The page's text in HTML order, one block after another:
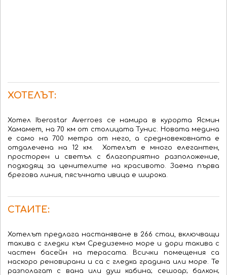
ХОТЕЛЪТ:
Хотел Iberostar Averroes се намира в курорта Ясмин
Хамамет, на 70 км от столицата Тунис. Новата медина
е само на 700 метра от него, а средновековната е
отдалечена на 12 км. Хотелът е много елегантен,
просторен и светъл с благоприятно разположение,
подходящ за ценителите на красивото. Заема първа
брегова линия, пясъчната ивица е широка.
СТАИТЕ:
Хотелът предлага настаняване в 266 стаи, включващи
такива с гледки към Средиземно море и дори такива с
частен басейн на терасата. Всички помещения са
наскоро реновирани и са с гледка градина или море. Те
разполагат с вана или душ кабина; сешоар; балкон;